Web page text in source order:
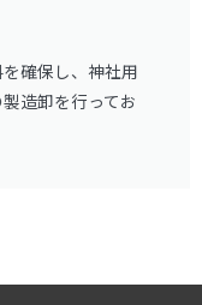
確保し、神社用
造卸を行ってお